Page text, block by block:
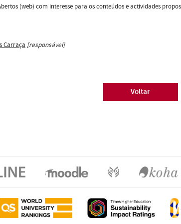
(web) com interesse para os conteúdos e actividades
Carraça [responsável]
Voltar